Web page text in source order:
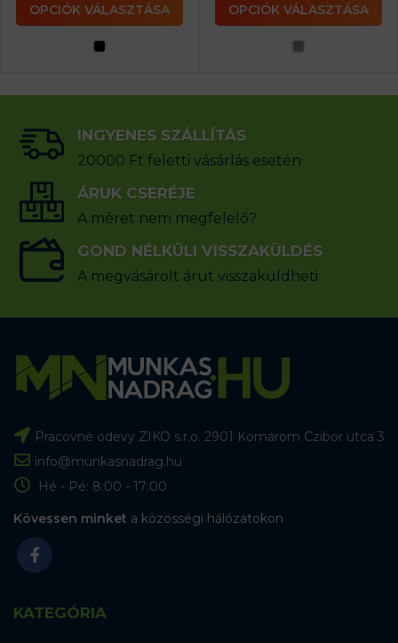
OPCIÓK VÁLASZTÁSA OPCIÓK VÁLASZTÁSA
INGYENES SZÁLLÍTÁS
20000 Ft feletti vásárlás esetén
ÁRUK CSERÉJE
A méret nem megfelelő?
GOND NÉLKÜLI VISSZAKÜLDÉS
A megvásárolt árut visszaküldheti
Pracovné odevy ZIKO s.r.o. 2901 Komárom Czibor utca 3
info@munkasnadrag.hu
Hé - Pé: 8:00 - 17:00
Kövessen minket a közösségi hálózatokon
KATEGÓRIA